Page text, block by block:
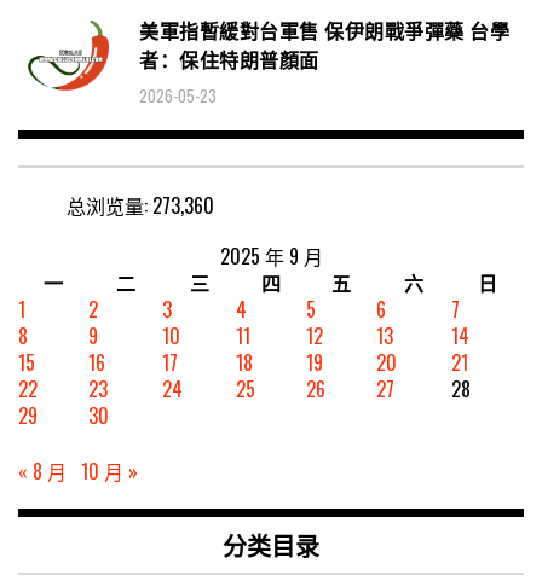
美軍指暫緩對台軍售 保伊朗戰爭彈藥 台學
者：保住特朗普顏面
2026-05-23
总浏览量: 273,360
2025 年 9 月
一
二 三 四 五 六
日
1
2 3 4 5 6
7
8
9 10 11 12 13
14
15
16 17 18 19 20
21
22
23 24 25 26 27
28
29
30
« 8 月 10 月 »
分类目录